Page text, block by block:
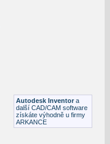
Autodesk Inventor a
další CAD/CAM software
získáte výhodně u firmy
ARKANCE